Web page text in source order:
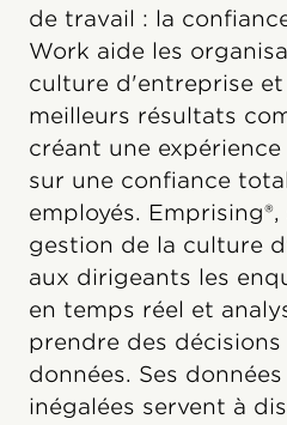
de travail : la
Work aide les
culture d'entreprise
meilleurs résultats
créant une
sur une confiance
employés.
gestion de la culture
aux dirigeants les
en temps réel et
prendre des
données. Ses
inégalées servent à